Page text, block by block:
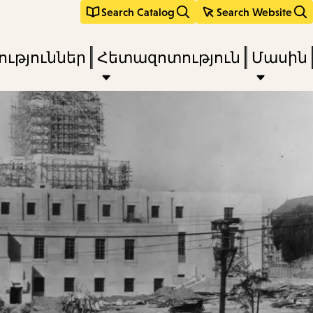
Search Catalog Search Website
Հետազոտություն Մասին